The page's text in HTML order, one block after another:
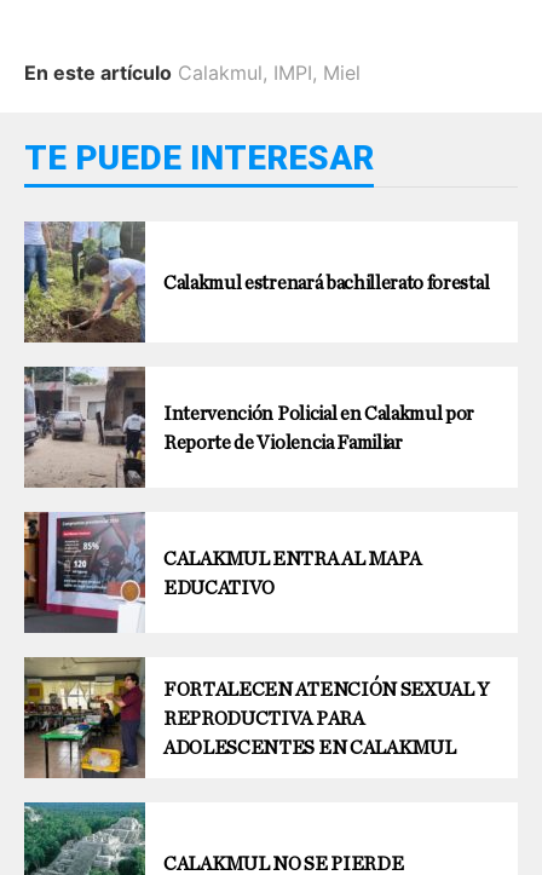
En este artículo Calakmul, IMPI, Miel
TE PUEDE INTERESAR
Calakmul estrenará bachillerato forestal
Intervención Policial en Calakmul por
Reporte de Violencia Familiar
CALAKMUL ENTRA AL MAPA
EDUCATIVO
FORTALECEN ATENCIÓN SEXUAL Y
REPRODUCTIVA PARA
ADOLESCENTES EN CALAKMUL
CALAKMUL NO SE PIERDE